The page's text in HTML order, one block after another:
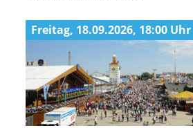
Freitag, 18.09.2026, 18:00 Uhr